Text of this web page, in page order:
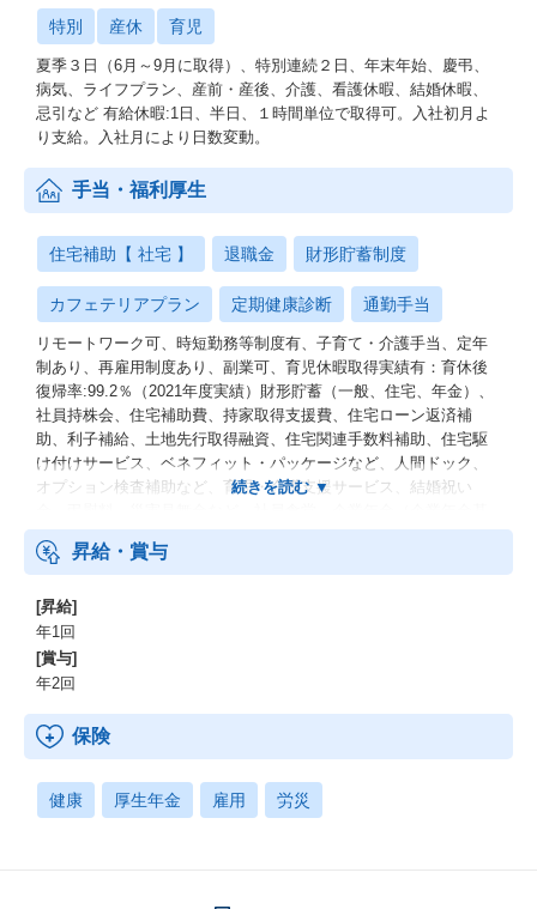
特別 産休 育児
夏季３日（6月～9月に取得）、特別連続２日、年末年始、慶弔、
病気、ライフプラン、産前・産後、介護、看護休暇、結婚休暇、
忌引など 有給休暇:1日、半日、１時間単位で取得可。入社初月よ
り支給。入社月により日数変動。
手当・福利厚生
住宅補助【 社宅 】 退職金 財形貯蓄制度
カフェテリアプラン 定期健康診断 通勤手当
リモートワーク可、時短勤務等制度有、子育て・介護手当、定年
制あり、再雇用制度あり、副業可、育児休暇取得実績有：育休後
復帰率:99.2％（2021年度実績）財形貯蓄（一般、住宅、年金）、
社員持株会、住宅補助費、持家取得支援費、住宅ローン返済補
助、利子補給、土地先行取得融資、住宅関連手数料補助、住宅駆
け付けサービス、ベネフィット・パッケージなど、人間ドック、
オプション検査補助など、育児・介護支援サービス、結婚祝い
金、確定拠出年金）、電気通信共済会(個人年金、遺児育英基金)
昇給・賞与
[昇給]
年1回
[賞与]
年2回
保険
健康 厚生年金 雇用 労災